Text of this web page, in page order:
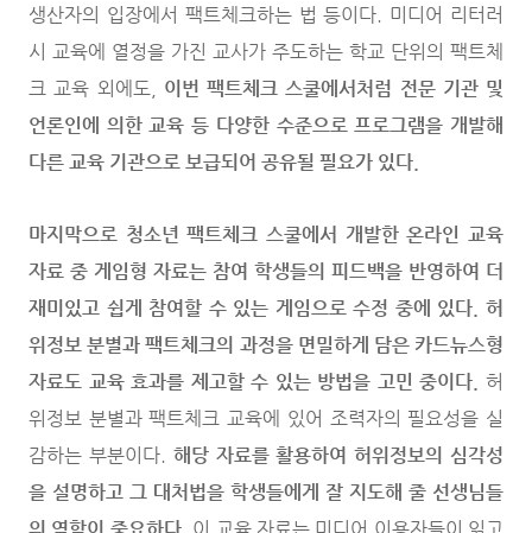
생산자의 입장에서 팩트체크하는 법 등이다. 미디어 리터러
시 교육에 열정을 가진 교사가 주도하는 학교 단위의 팩트체
크 교육 외에도, 이번 팩트체크 스쿨에서처럼 전문 기관 및
언론인에 의한 교육 등 다양한 수준으로 프로그램을 개발해
다른 교육 기관으로 보급되어 공유될 필요가 있다.
마지막으로 청소년 팩트체크 스쿨에서 개발한 온라인 교육
자료 중 게임형 자료는 참여 학생들의 피드백을 반영하여 더
재미있고 쉽게 참여할 수 있는 게임으로 수정 중에 있다. 허
위정보 분별과 팩트체크의 과정을 면밀하게 담은 카드뉴스형
자료도 교육 효과를 제고할 수 있는 방법을 고민 중이다. 허
위정보 분별과 팩트체크 교육에 있어 조력자의 필요성을 실
감하는 부분이다. 해당 자료를 활용하여 허위정보의 심각성
을 설명하고 그 대처법을 학생들에게 잘 지도해 줄 선생님들